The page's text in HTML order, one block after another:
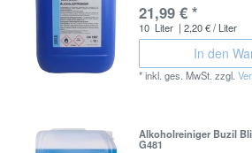
21,99 € *
10 Liter | 2,20 € / Liter
In den
*inkl. ges. MwSt. zzgl.
Alkoholreiniger Buzil
G481